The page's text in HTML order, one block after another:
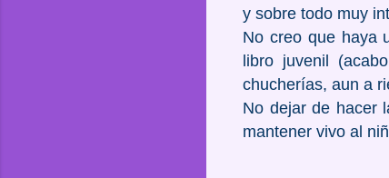
y sobre todo muy
No creo que haya
libro juvenil
chucherías, aun a
No dejar de hacer
mantener vivo al